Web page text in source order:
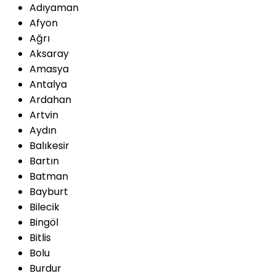
Adıyaman
Afyon
Ağrı
Aksaray
Amasya
Antalya
Ardahan
Artvin
Aydın
Balıkesir
Bartın
Batman
Bayburt
Bilecik
Bingöl
Bitlis
Bolu
Burdur